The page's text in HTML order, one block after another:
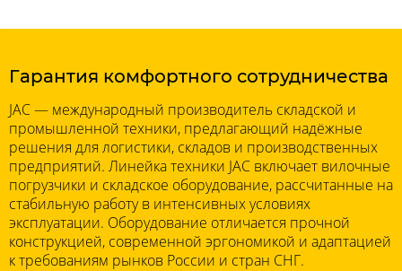
Гарантия комфортного сотрудничества
JAC — международный производитель складской и
промышленной техники, предлагающий надёжные
решения для логистики, складов и производственных
предприятий. Линейка техники JAC включает вилочные
погрузчики и складское оборудование, рассчитанные на
стабильную работу в интенсивных условиях
эксплуатации. Оборудование отличается прочной
конструкцией, современной эргономикой и адаптацией
к требованиям рынков России и стран СНГ.